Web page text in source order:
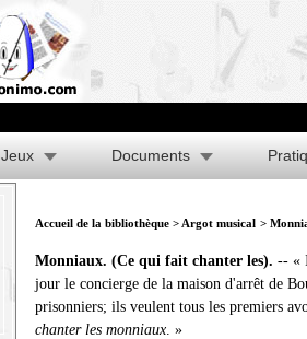
Jeux Documents
Accueil de la bibliothèque > Argot musical >
Monniaux. (Ce qui fait chanter les). -- «
jour le concierge de la maison d'arrêt de
prisonniers; ils veulent tous les premiers
chanter les monniaux . »